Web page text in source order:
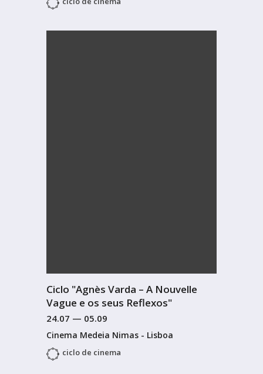
Ciclo "Agnès Varda – A Nouvelle
Vague e os seus Reflexos"
24.07 — 05.09
Cinema Medeia Nimas - Lisboa
ciclo de cinema